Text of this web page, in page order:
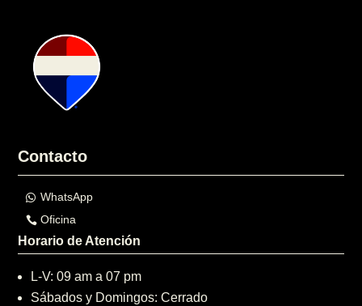
Contacto
WhatsApp
Oficina
Horario de Atención
L-V: 09 am a 07 pm
Sábados y Domingos: Cerrado